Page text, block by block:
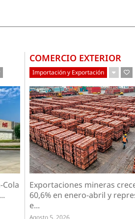
Cola
COMERCIO EXTERIOR
Importación y Exportación
Exportaciones mineras
60,6% en enero-abril y
e...